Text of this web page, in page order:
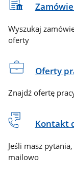
Wyszukaj
oferty
Oferty
Znajdź ofertę
Kontakt
Jeśli masz
mailowo